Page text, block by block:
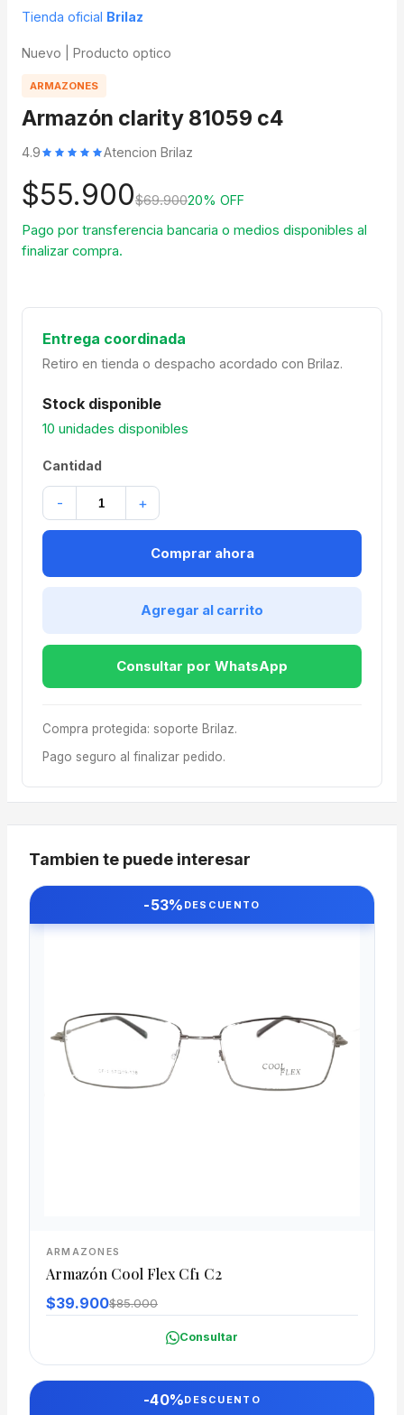
Tienda oficial Brilaz
Nuevo | Producto optico
ARMAZONES
Armazón clarity 81059 c4
4.9 Atencion Brilaz
$55.900$69.90020% OFF
Pago por transferencia bancaria o medios disponibles al
finalizar compra.
Entrega coordinada
Retiro en tienda o despacho acordado con Brilaz.
Stock disponible
10 unidades disponibles
Cantidad
- +
Comprar ahora
Agregar al carrito
Consultar por WhatsApp
Compra protegida: soporte Brilaz.
Pago seguro al finalizar pedido.
Tambien te puede interesar
-53% DESCUENTO
ARMAZONES
Armazón Cool Flex Cf1 C2
$39.900$85.000
Consultar
-40%DESCUENTO